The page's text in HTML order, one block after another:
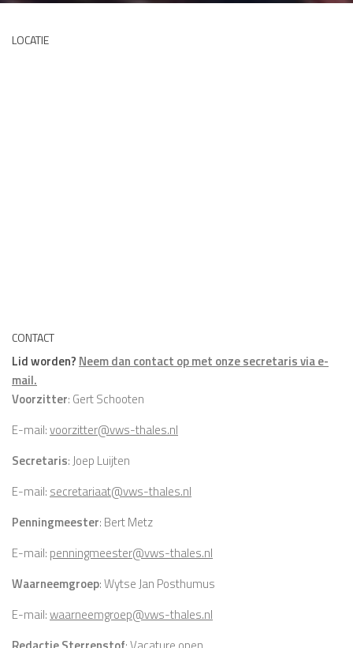
LOCATIE
CONTACT
Lid worden? Neem dan contact op met onze secretaris via e-
mail.
Voorzitter: Gert Schooten
E-mail:voorzitter@vws-thales.nl
Secretaris: Joep Luijten
E-mail: secretariaat@vws-thales.nl
Penningmeester: Bert Metz
E-mail: penningmeester@vws-thales.nl
Waarneemgroep: Wytse Jan Posthumus
E-mail:waarneemgroep@vws-thales.nl